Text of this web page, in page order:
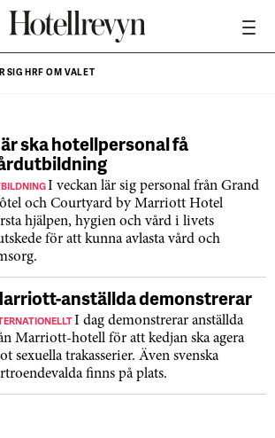
SIG HRF OM VALET
ska hotellpersonal få
I veckan lär sig personal från Grand
och Courtyard by Marriott Hotel
hjälpen, hygien och vård i livets
för att kunna avlasta vård och
anställda demonstrerar
I dag demonstrerar anställda
Marriott-hotell för att kedjan ska agera
sexuella trakasserier. Även svenska
finns på plats.